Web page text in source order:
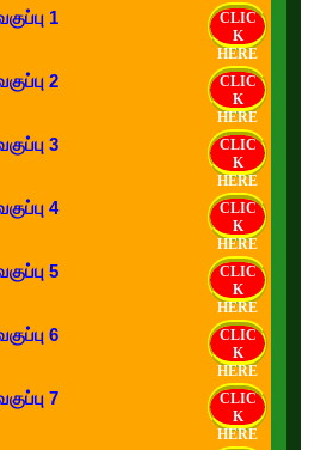
1
CLIC
K
HERE
2
CLIC
K
HERE
3
CLIC
K
HERE
4
CLIC
K
HERE
5
CLIC
K
HERE
6
CLIC
K
HERE
7
CLIC
K
HERE